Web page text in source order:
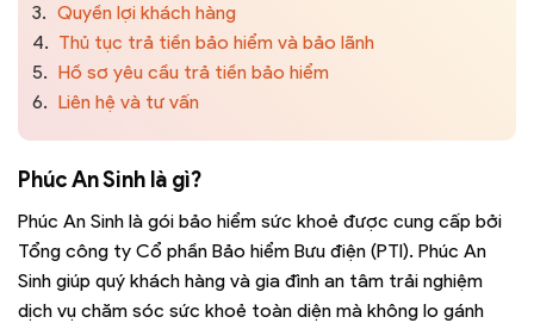
3. Quyền lợi khách hàng
4. Thủ tục trả tiền bảo hiểm và bảo lãnh
5. Hồ sơ yêu cầu trả tiền bảo hiểm
6. Liên hệ và tư vấn
Phúc An Sinh là gì?
Phúc An Sinh là gói bảo hiểm sức khoẻ được cung cấp bởi
Tổng công ty Cổ phần Bảo hiểm Bưu điện (PTI). Phúc An
Sinh giúp quý khách hàng và gia đình an tâm trải nghiệm
dịch vụ chăm sóc sức khoẻ toàn diện mà không lo gánh